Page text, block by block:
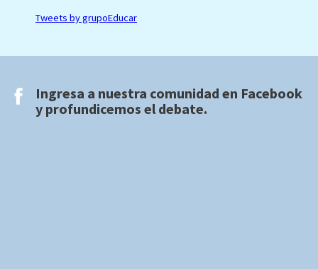
Tweets by grupoEducar
Ingresa a nuestra comunidad en Facebook
y profundicemos el debate.